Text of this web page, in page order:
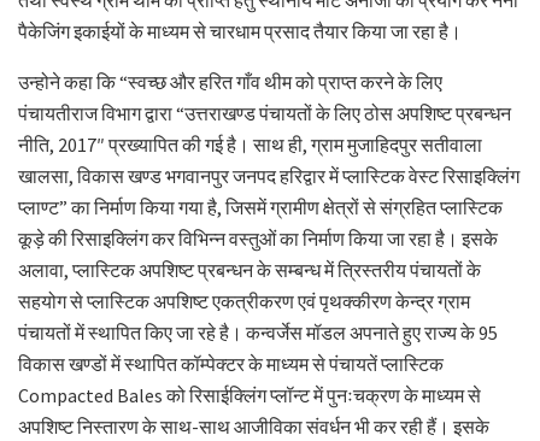
पैकेजिंग इकाईयों के माध्यम से चारधाम प्रसाद तैयार किया जा रहा है।
उन्होने कहा कि “स्वच्छ और हरित गाँव थीम को प्राप्त करने के लिए
पंचायतीराज विभाग द्वारा “उत्तराखण्ड पंचायतों के लिए ठोस अपशिष्ट प्रबन्धन
नीति, 2017″ प्रख्यापित की गई है। साथ ही, ग्राम मुजाहिदपुर सतीवाला
खालसा, विकास खण्ड भगवानपुर जनपद हरिद्वार में प्लास्टिक वेस्ट रिसाइक्लिंग
प्लाण्ट” का निर्माण किया गया है, जिसमें ग्रामीण क्षेत्रों से संग्रहित प्लास्टिक
कूड़े की रिसाइक्लिंग कर विभिन्न वस्तुओं का निर्माण किया जा रहा है। इसके
अलावा, प्लास्टिक अपशिष्ट प्रबन्धन के सम्बन्ध में त्रिस्तरीय पंचायतों के
सहयोग से प्लास्टिक अपशिष्ट एकत्रीकरण एवं पृथक्कीरण केन्द्र ग्राम
पंचायतों में स्थापित किए जा रहे है। कन्वर्जेस मॉडल अपनाते हुए राज्य के 95
विकास खण्डों में स्थापित कॉम्पेक्टर के माध्यम से पंचायतें प्लास्टिक
Compacted Bales को रिसाईक्लिंग प्लॉन्ट में पुनःचक्रण के माध्यम से
अपशिष्ट निस्तारण के साथ-साथ आजीविका संवर्धन भी कर रही हैं। इसके